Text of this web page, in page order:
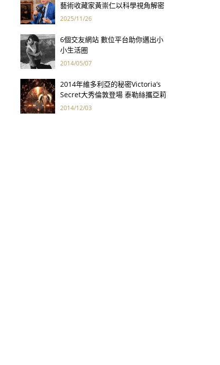
藝術收藏家黃崇仁以科學視角解密
「最年輕的蒙娜麗莎」
2025/11/26
6個交友網站 數位平台助你邁出小
小生活圈
2014/05/07
2014年維多利亞的秘密Victoria’s
Secret大秀倫敦登場 泰勒絲攜亞莉
安娜、紅髮艾德開唱
2014/12/03